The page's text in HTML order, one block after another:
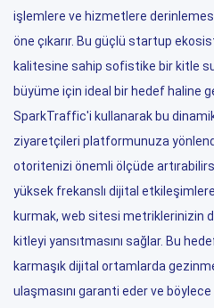
işlemlere ve hizmetlere
öne çıkarır. Bu güçlü startup
kalitesine sahip sofistike bir kitle
büyüme için ideal bir hedef haline
SparkTraffic'i kullanarak bu
ziyaretçileri platformunuza
otoritenizi önemli ölçüde
yüksek frekanslı dijital etkileşimlere
kurmak, web sitesi metriklerinizin
kitleyi yansıtmasını sağlar. Bu
karmaşık dijital ortamlarda
ulaşmasını garanti eder ve